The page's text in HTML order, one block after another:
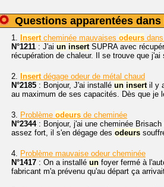
Questions apparentées
1. Insertcheminée mauvaises odeurs
N°1211 : J'ai un insertSUPRA avec
récupération de chaleur. Il se trouve que j'ai
2. Insertdégage odeur de métal chaud
N°2185 : Bonjour, J'ai installé un insertil y
au maximum de ses capacités. Dès que je
3. Problème odeurs de cheminée
N°2344: Bonjour, j'ai une cheminée Brisach
assez fort, il s'en dégage des odeurs
4. Problème mauvaise odeur cheminée
N°1417 : On a installé un foyer fermé à
fabricant m'a prévenu qu'au départ ça